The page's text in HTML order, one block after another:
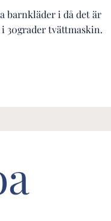
barnkläder i då det är
30grader tvättmaskin.